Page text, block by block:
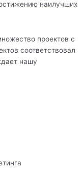
наилучших
проектов с
соответствовал
нашу